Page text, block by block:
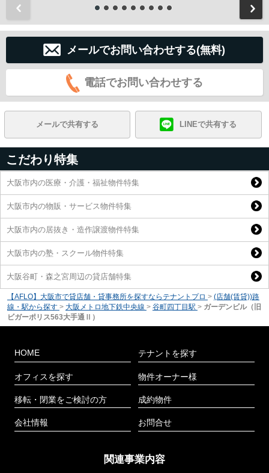
メールでお問い合わせする(無料)
電話でお問い合わせする
メールで共有する LINEで共有する
こだわり特集
大阪市内の医療・介護・福祉物件特集
大阪市内の物販・サービス物件特集
大阪市内の居抜き・造作譲渡物件特集
大阪市内の塾・スクール物件特集
大阪谷町・森之宮周辺の貸店舗特集
【AFLO】大阪市で貸店舗・貸事務所を探すならテナントプロ > (店舗(賃貸))路
線・駅から探す > 大阪メトロ地下鉄中央線 > 谷町四丁目駅 > ガーデンビル（旧
ビガーポリス563大手通Ⅱ）
HOME
オフィスを探す
移転・閉業をご検討の方
会社情報
テナントを探す
物件オーナー様
成約物件
お問合せ
関連事業内容